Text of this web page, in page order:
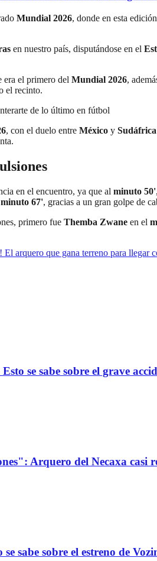
Mundial 2026, donde en esta
en nuestro país, disputándose en el
era el primero del Mundial 2026,
el recinto.
de lo último en fútbol
, con el duelo entre México y Sudáfrica
en el encuentro, ya que al minuto 50',
minuto 67', gracias a un gran golpe de
primero fue Themba Zwane en el
El arquero que gana terreno para llegar
se sabe sobre el grave
Arquero del Necaxa casi
sabe sobre el estreno de